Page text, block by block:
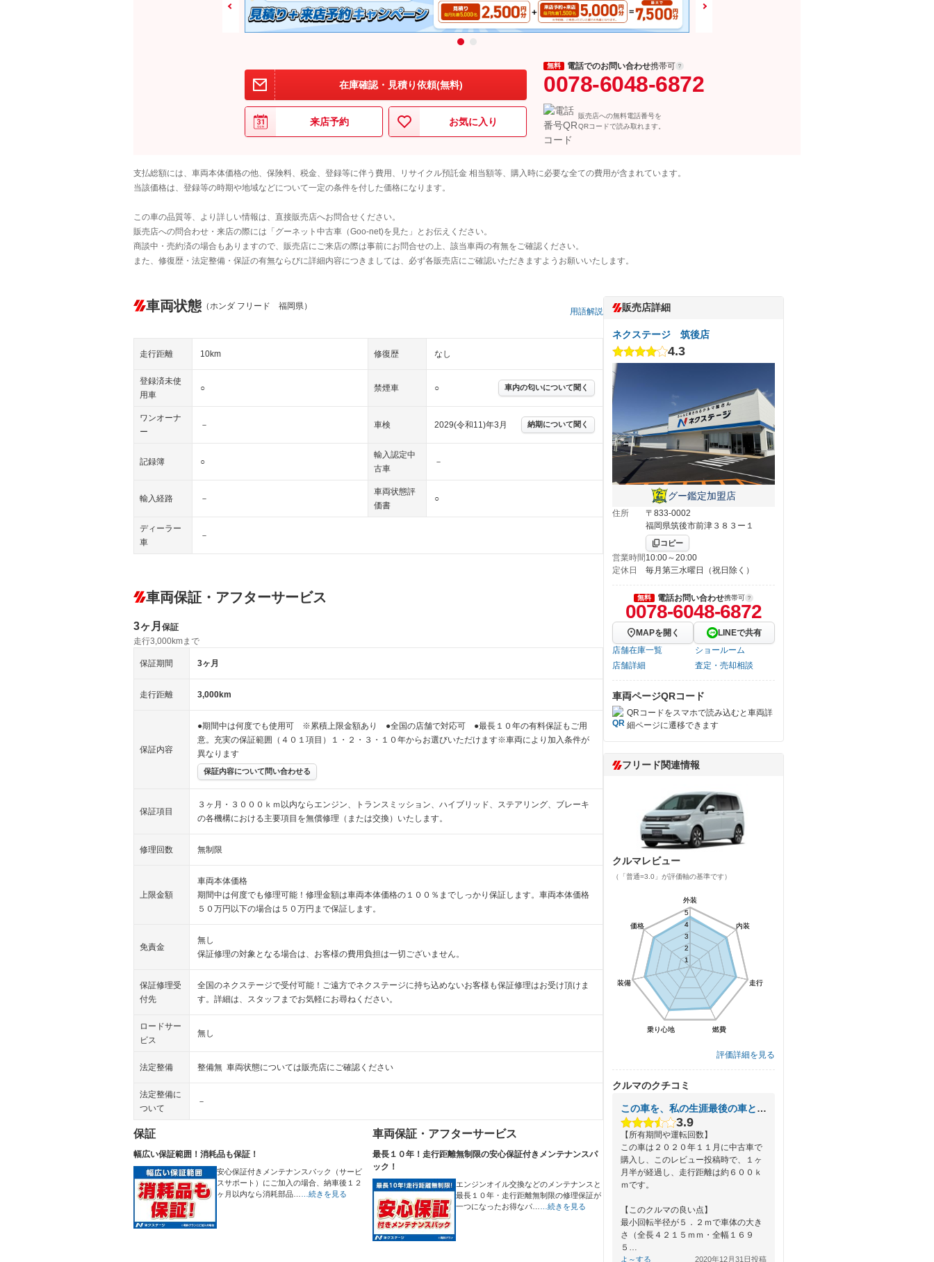
在庫確認・見積り依頼(無料)
来店予約 お気に入り
無料 電話でのお問い合わせ携帯可
0078-6048-6872
販売店への無料電話番号を
QRコードで読み取れます。
支払総額には、車両本体価格の他、保険料、税金、登録等に伴う費用、リサイクル預託金 相当額等、購入時に必要な全ての費用が含まれています。
当該価格は、登録等の時期や地域などについて一定の条件を付した価格になります。
この車の品質等、より詳しい情報は、直接販売店へお問合せください。
販売店への問合わせ・来店の際には「グーネット中古車（Goo-net)を見た」とお伝えください。
商談中・売約済の場合もありますので、販売店にご来店の際は事前にお問合せの上、該当車両の有無をご確認ください。
また、修復歴・法定整備・保証の有無ならびに詳細内容につきましては、必ず各販売店にご確認いただきますようお願いいたします。
車両状態 （ホンダ フリード 福岡県）
用語解説
走行距離 10km 修復歴 なし
登録済未使
用車
○ 禁煙車 ○ 車内の匂いについて聞く
ワンオーナ
ー
－ 車検 2029(令和11)年3月 納期について聞く
記録簿 ○
輸入認定中
古車
－
輸入経路 －
車両状態評
価書
○
ディーラー
車
－
車両保証・アフターサービス
3ヶ月 保証
走行3,000kmまで
保証期間 3ヶ月
走行距離 3,000km
保証内容
●期間中は何度でも使用可 ※累積上限金額あり ●全国の店舗で対応可 ●最長１０年の有料保証もご用
意。充実の保証範囲（４０１項目）１・２・３・１０年からお選びいただけます※車両により加入条件が
異なります
保証内容について問い合わせる
保証項目
３ヶ月・３０００ｋｍ以内ならエンジン、トランスミッション、ハイブリッド、ステアリング、ブレーキ
の各機構における主要項目を無償修理（または交換）いたします。
修理回数 無制限
上限金額
車両本体価格
期間中は何度でも修理可能！修理金額は車両本体価格の１００％までしっかり保証します。車両本体価格
５０万円以下の場合は５０万円まで保証します。
免責金
無し
保証修理の対象となる場合は、お客様の費用負担は一切ございません。
保証修理受
付先
全国のネクステージで受付可能！ご遠方でネクステージに持ち込めないお客様も保証修理はお受け頂けま
す。詳細は、スタッフまでお気軽にお尋ねください。
ロードサー
ビス
無し
法定整備 整備無 車両状態については販売店にご確認ください
法定整備に
ついて
－
保証
幅広い保証範囲！消耗品も保証！
安心保証付きメンテナンスパック（サービ
スサポート）にご加入の場合、納車後１２
ヶ月以内なら消耗部品…
…続きを見る
車両保証・アフターサービス
最長１０年！走行距離無制限の安心保証付きメンテナンスパ
ック！
エンジンオイル交換などのメンテナンスと
最長１０年・走行距離無制限の修理保証が
一つになったお得なパ…
…続きを見る
販売店詳細
ネクステージ 筑後店
4.3
グー鑑定加盟店
住所
〒833-0002
福岡県筑後市前津３８３ー１
コピー
営業時間 10:00～20:00
定休日
毎月第三水曜日（祝日除く）
無料 電話お問い合わせ携帯可
0078-6048-6872
MAPを開く
LINEで共有
店舗在庫一覧
ショールーム
店舗詳細
査定・売却相談
車両ページQRコード
QRコードをスマホで読み込むと車両詳
細ページに遷移できます
フリード関連情報
クルマレビュー
（「普通=3.0」が評価軸の基準です）
外装
内装
走行
燃費
乗り心地
装備
価格
1
2
3
4
5
外装
内装
走行
燃費
乗り心地
装備
価格
1
2
3
4
5
評価詳細を見る
クルマのクチコミ
この車を、私の生涯最後の車としたい。
3.9
【所有期間や運転回数】
この車は２０２０年１１月に中古車で
購入し、このレビュー投稿時で、１ヶ
月半が経過し、走行距離は約６００ｋ
ｍです。
【このクルマの良い点】
最小回転半径が５．２ｍで車体の大き
さ（全長４２１５ｍｍ・全幅１６９
５…
よ～する 2020年12月31日投稿